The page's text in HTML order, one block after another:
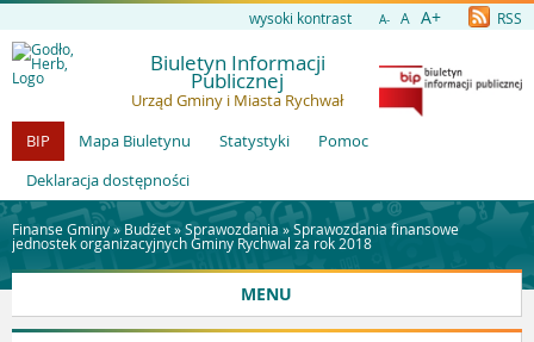
wysoki kontrast A- A A+ RSS
Biuletyn Informacji
Publicznej
Urząd Gminy i Miasta Rychwał
BIP
Mapa Biuletynu Statystyki
Pomoc
Deklaracja dostępności
Finanse Gminy » Budżet»Sprawozdania»Sprawozdania finansowe
jednostek organizacyjnych Gminy Rychwal za rok 2018
MENU